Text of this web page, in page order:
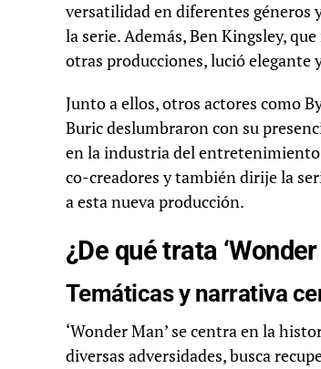
versatilidad en diferentes géneros
la serie. Además, Ben Kingsley,
otras producciones, lució elegante
Junto a ellos, otros actores como
Buric deslumbraron con su
en la industria del
co-creadores y también dirije la
a esta nueva producción.
¿De qué trata
Temáticas y narrativa
‘Wonder Man’ se centra en la
diversas adversidades, busca